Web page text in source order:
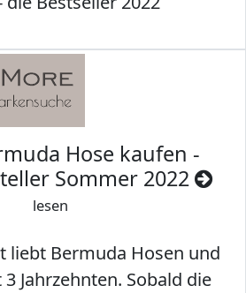
Hose kaufen -
Sommer 2022
lesen
liebt Bermuda Hosen und
Jahrzehnten. Sobald die